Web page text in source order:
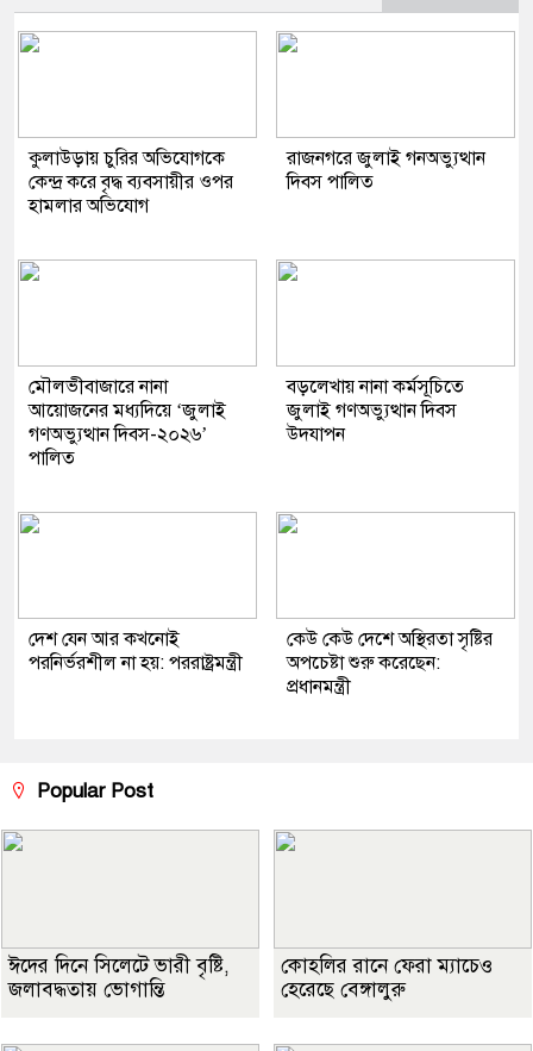
কুলাউড়ায় চুরির অভিযোগকে
কেন্দ্র করে বৃদ্ধ ব্যবসায়ীর ওপর
হামলার অভিযোগ
রাজনগরে জুলাই গনঅভ্যুত্থান
দিবস পালিত
মৌলভীবাজারে নানা
আয়োজনের মধ্যদিয়ে ‘জুলাই
গণঅভ্যুত্থান দিবস-২০২৬’
পালিত
বড়লেখায় নানা কর্মসূচিতে
জুলাই গণঅভ্যুত্থান দিবস
উদযাপন
দেশ যেন আর কখনোই
পরনির্ভরশীল না হয়: পররাষ্ট্রমন্ত্রী
কেউ কেউ দেশে অস্থিরতা সৃষ্টির
অপচেষ্টা শুরু করেছেন:
প্রধানমন্ত্রী
Popular Post
ঈদের দিনে সিলেটে ভারী বৃষ্টি,
জলাবদ্ধতায় ভোগান্তি
কোহলির রানে ফেরা ম্যাচেও
হেরেছে বেঙ্গালুরু